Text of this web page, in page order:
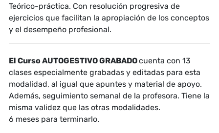
Teórico-práctica. Con resolución progresiva de
ejercicios que facilitan la apropiación de los conceptos
y el desempeño profesional.
El Curso AUTOGESTIVO GRABADOcuenta con 13
clases especialmente grabadas y editadas para esta
modalidad, al igual que apuntes y material de apoyo.
Además, seguimiento semanal de la profesora. Tiene la
misma validez que las otras modalidades.
6 meses para terminarlo.